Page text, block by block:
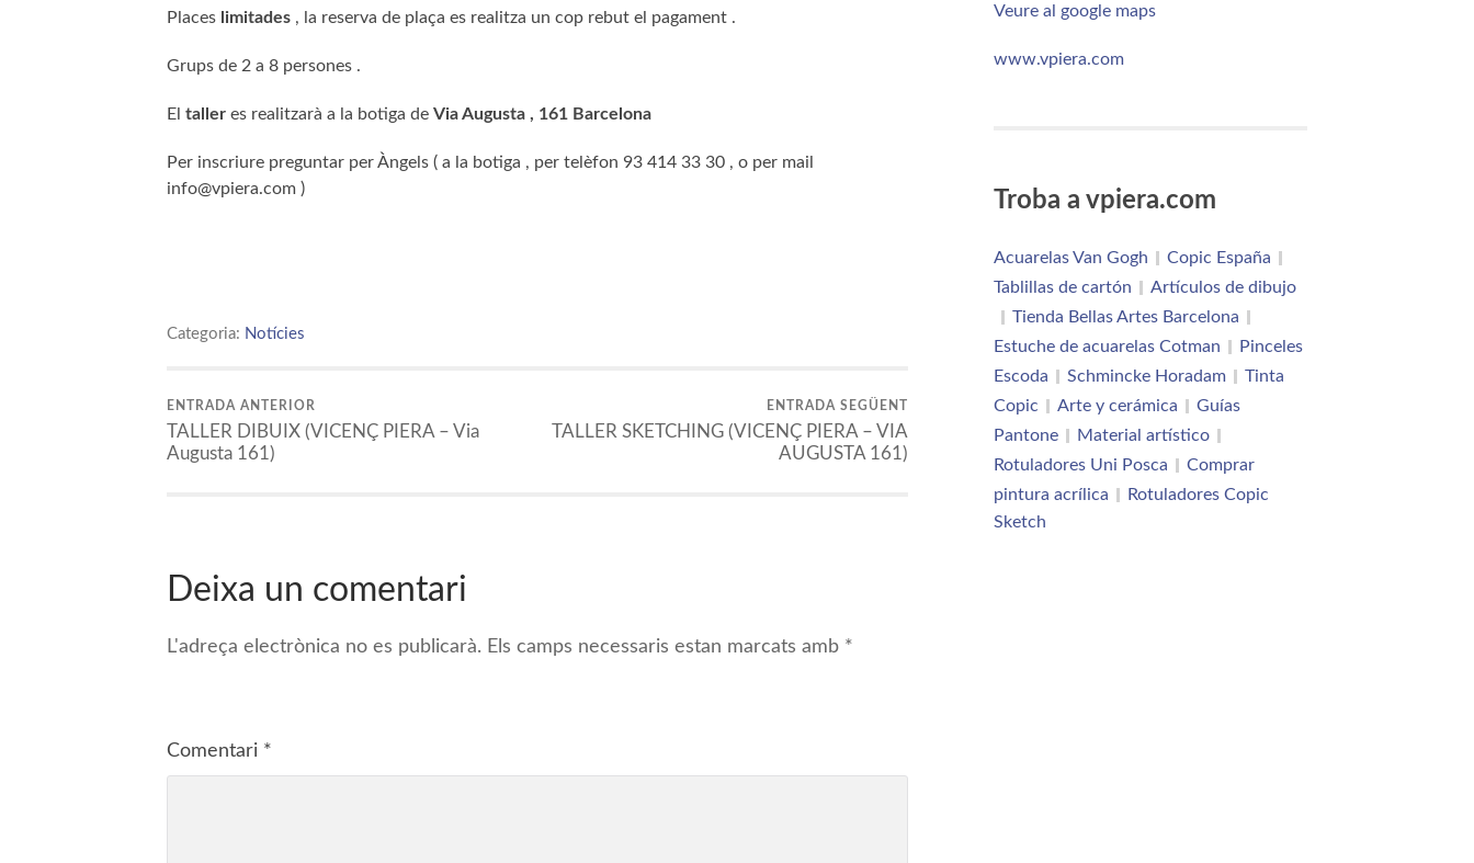
Places limitades , la reserva de plaça es realitza un cop rebut el pagament .
Grups de 2 a 8 persones .
El taller es realitzarà a la botiga de Via Augusta , 161 Barcelona
Per inscriure preguntar per Àngels ( a la botiga , per telèfon 93 414 33 30 , o per mail
info@vpiera.com )
Categoria: Notícies
ENTRADA ANTERIOR
TALLER DIBUIX (VICENÇ PIERA – Via
Augusta 161)
ENTRADA SEGÜENT
TALLER SKETCHING (VICENÇ PIERA – VIA
AUGUSTA 161)
Deixa un comentari
L'adreça electrònica no es publicarà. Els camps necessaris estan marcats amb *
Comentari *
Veure al google maps
www.vpiera.com
Troba a vpiera.com
Acuarelas Van Gogh
Copic España
Tablillas de cartón
Artículos de dibujo
Tienda Bellas Artes Barcelona
Estuche de acuarelas Cotman
Pinceles
Escoda
Schmincke Horadam
Tinta
Copic
Arte y cerámica
Guías
Pantone
Material artístico
Rotuladores Uni Posca
Comprar
pintura acrílica
Rotuladores Copic
Sketch